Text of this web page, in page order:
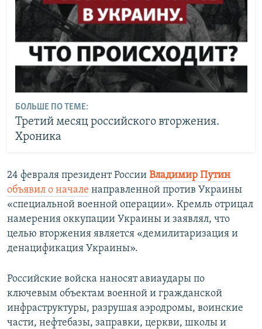
БОЛЬШЕ ПО ТЕМЕ:
Третий месяц российского вторжения.
Хроника
24 февраля президент России Владимир Путин
объявил о начале направленной против Украины
«специальной военной операции». Кремль отрицал
намерения оккупации Украины и заявлял, что
целью вторжения является «демилитаризация и
денацификация Украины».
Российские войска наносят авиаудары по
ключевым объектам военной и гражданской
инфраструктуры, разрушая аэродромы, воинские
части, нефтебазы, заправки, церкви, школы и